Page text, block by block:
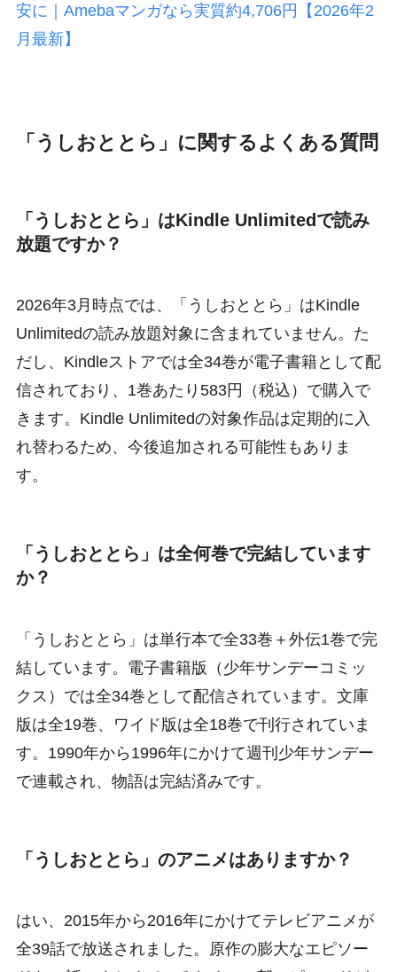
安に｜Amebaマンガなら実質約4,706円【2026年2
月最新】
「うしおととら」に関するよくある質問
「うしおととら」はKindle Unlimitedで読み
放題ですか？
2026年3月時点では、「うしおととら」はKindle
Unlimitedの読み放題対象に含まれていません。た
だし、Kindleストアでは全34巻が電子書籍として配
信されており、1巻あたり583円（税込）で購入で
きます。Kindle Unlimitedの対象作品は定期的に入
れ替わるため、今後追加される可能性もありま
す。
「うしおととら」は全何巻で完結しています
か？
「うしおととら」は単行本で全33巻＋外伝1巻で完
結しています。電子書籍版（少年サンデーコミッ
クス）では全34巻として配信されています。文庫
版は全19巻、ワイド版は全18巻で刊行されていま
す。1990年から1996年にかけて週刊少年サンデー
で連載され、物語は完結済みです。
「うしおととら」のアニメはありますか？
はい、2015年から2016年にかけてテレビアニメが
全39話で放送されました。原作の膨大なエピソー